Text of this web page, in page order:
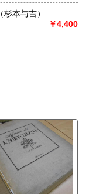
歌集 起重機〔発行地・石川県金沢市〕 （杉本与吉）
￥4,400